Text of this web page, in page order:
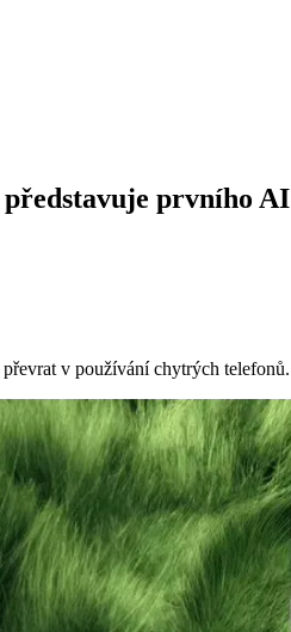
prvního
v používání chytrých